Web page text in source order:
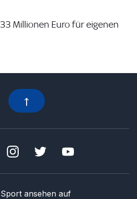
Millionen Euro für eigenen
ansehen auf